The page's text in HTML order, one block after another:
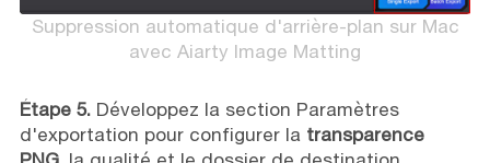
Suppression automatique d'arrière-plan sur Mac
avec Aiarty Image Matting
Étape 5.Développez la section Paramètres
d'exportation pour configurer la transparence